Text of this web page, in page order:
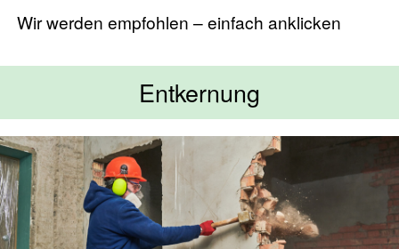
Wir werden empfohlen – einfach anklicken
Entkernung